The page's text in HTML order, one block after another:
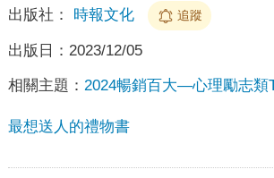
出版社： 時報文化 追蹤
出版日： 2023/12/05
相關主題： 2024暢銷百大—心理勵志類
最想送人的禮物書